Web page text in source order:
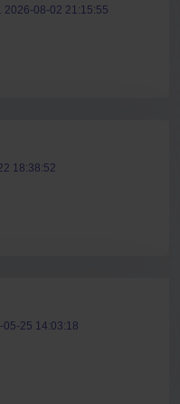
2026-08-02 21:15:55
18:38:52
05-25 14:03:18